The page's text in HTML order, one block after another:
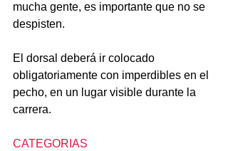
mucha gente, es importante que no se
despisten.
El dorsal deberá ir colocado
obligatoriamente con imperdibles en el
pecho, en un lugar visible durante la
carrera.
CATEGORIAS